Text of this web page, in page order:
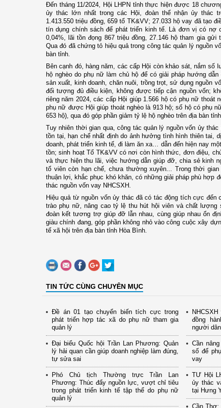
Đến tháng 11/2024, Hội LHPN tỉnh thực hiện được 18
ủy thác lớn nhất trong các Hội, đoàn thể nhận ủy thác
1.413.550 triệu đồng, 659 tổ TK&VV; 27.033 hộ vay đã tạo
tín dụng chính sách để phát triển kinh tế. Là đơn vị có nợ
0,04%, lãi tồn đọng 867 triệu đồng, 27.146 hộ tham gia gửi
Qua đó đã chứng tỏ hiệu quả trong công tác quản lý nguồn
bàn tỉnh.
Bên cạnh đó, hàng năm, các cấp Hội còn khảo sát, nắm số
hộ nghèo do phụ nữ làm chủ hộ để có giải pháp hướng
sản xuất, kinh doanh, chăn nuôi, trồng trọt, sử dụng nguồn
đối tượng đủ điều kiện, không được tiếp cận nguồn vốn;
riêng năm 2024, các cấp Hội giúp 1.566 hộ có phụ nữ thoát
phụ nữ được Hội giúp thoát nghèo là 913 hộ; số hộ có phụ
653 hộ), qua đó góp phần giảm tỷ lệ hộ nghèo trên địa bàn
Tuy nhiên thời gian qua, công tác quản lý nguồn vốn ủy
tồn tại, hạn chế nhất định do ảnh hưởng tình hình thiên tai,
doanh, phát triển kinh tế, đi làm ăn xa… dẫn đến hiện nay
tồn; sinh hoạt Tổ TK&VV có nơi còn hình thức, đơn điệu,
và thực hiện thu lãi, việc hướng dẫn giúp đỡ, chia sẻ kinh
tổ viên còn hạn chế, chưa thường xuyên... Trong thời
thuận lợi, khắc phục khó khăn, có những giải pháp phù hợp
thác nguồn vốn vay NHCSXH.
Hiệu quả từ nguồn vốn ủy thác đã có tác động tích cực đến
trào phụ nữ, nâng cao tỷ lệ thu hút hội viên và chất lượng
đoàn kết tương trợ giúp đỡ lẫn nhau, cùng giúp nhau ổn
giàu chính đang, góp phần không nhỏ vào công cuộc xây
tế xã hội trên địa bàn tỉnh Hòa Bình.
TIN TỨC CÙNG CHUYÊN MỤC
Đề án 01 tạo chuyển biến tích cực trong
phát triển hợp tác xã do phụ nữ tham gia
quản lý
Đại biểu Quốc hội Trần Lan Phương: Quản
lý hải quan cần giúp doanh nghiệp làm đúng,
tự sửa sai
Phó Chủ tịch Thường trực Trần Lan
Phương: Thúc đẩy nguồn lực, vượt chỉ tiêu
trong phát triển kinh tế tập thể do phụ nữ
quản lý
đồng
người dân
Cần
số để
vay
TƯ Hội
ủy thác
tại Hưng
Cần Thơ: